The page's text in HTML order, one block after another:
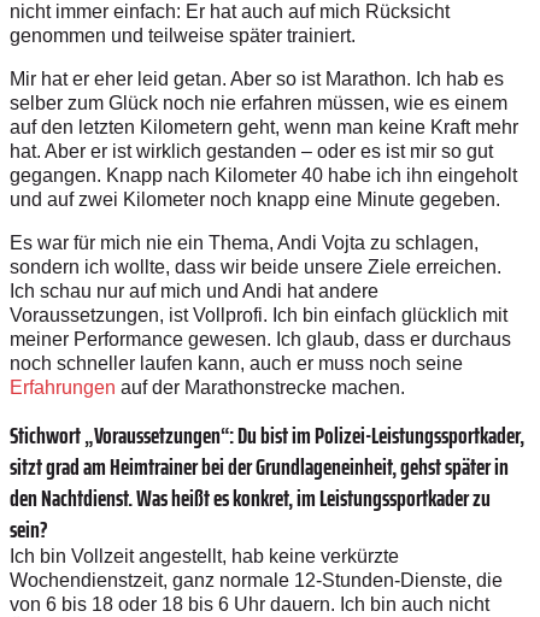
nicht immer einfach: Er hat auch auf mich Rücksicht
genommen und teilweise später trainiert.
Mir hat er eher leid getan. Aber so ist Marathon. Ich hab es
selber zum Glück noch nie erfahren müssen, wie es einem
auf den letzten Kilometern geht, wenn man keine Kraft mehr
hat. Aber er ist wirklich gestanden – oder es ist mir so gut
gegangen. Knapp nach Kilometer 40 habe ich ihn eingeholt
und auf zwei Kilometer noch knapp eine Minute gegeben.
Es war für mich nie ein Thema, Andi Vojta zu schlagen,
sondern ich wollte, dass wir beide unsere Ziele erreichen.
Ich schau nur auf mich und Andi hat andere
Voraussetzungen, ist Vollprofi. Ich bin einfach glücklich mit
meiner Performance gewesen. Ich glaub, dass er durchaus
noch schneller laufen kann, auch er muss noch seine
Erfahrungen auf der Marathonstrecke machen.
Stichwort „Voraussetzungen“: Du bist im Polizei-Leistungssportkader,
sitzt grad am Heimtrainer bei der Grundlageneinheit, gehst später in
den Nachtdienst. Was heißt es konkret, im Leistungssportkader zu
sein?
Ich bin Vollzeit angestellt, hab keine verkürzte
Wochendienstzeit, ganz normale 12-Stunden-Dienste, die
von 6 bis 18 oder 18 bis 6 Uhr dauern. Ich bin auch nicht